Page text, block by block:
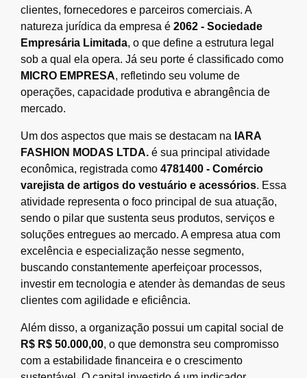
clientes, fornecedores e parceiros comerciais. A
natureza jurídica da empresa é 2062 - Sociedade
Empresária Limitada, o que define a estrutura legal
sob a qual ela opera. Já seu porte é classificado como
MICRO EMPRESA, refletindo seu volume de
operações, capacidade produtiva e abrangência de
mercado.
Um dos aspectos que mais se destacam na IARA
FASHION MODAS LTDA. é sua principal atividade
econômica, registrada como 4781400 - Comércio
varejista de artigos do vestuário e acessórios. Essa
atividade representa o foco principal de sua atuação,
sendo o pilar que sustenta seus produtos, serviços e
soluções entregues ao mercado. A empresa atua com
excelência e especialização nesse segmento,
buscando constantemente aperfeiçoar processos,
investir em tecnologia e atender às demandas de seus
clientes com agilidade e eficiência.
Além disso, a organização possui um capital social de
R$ R$ 50.000,00, o que demonstra seu compromisso
com a estabilidade financeira e o crescimento